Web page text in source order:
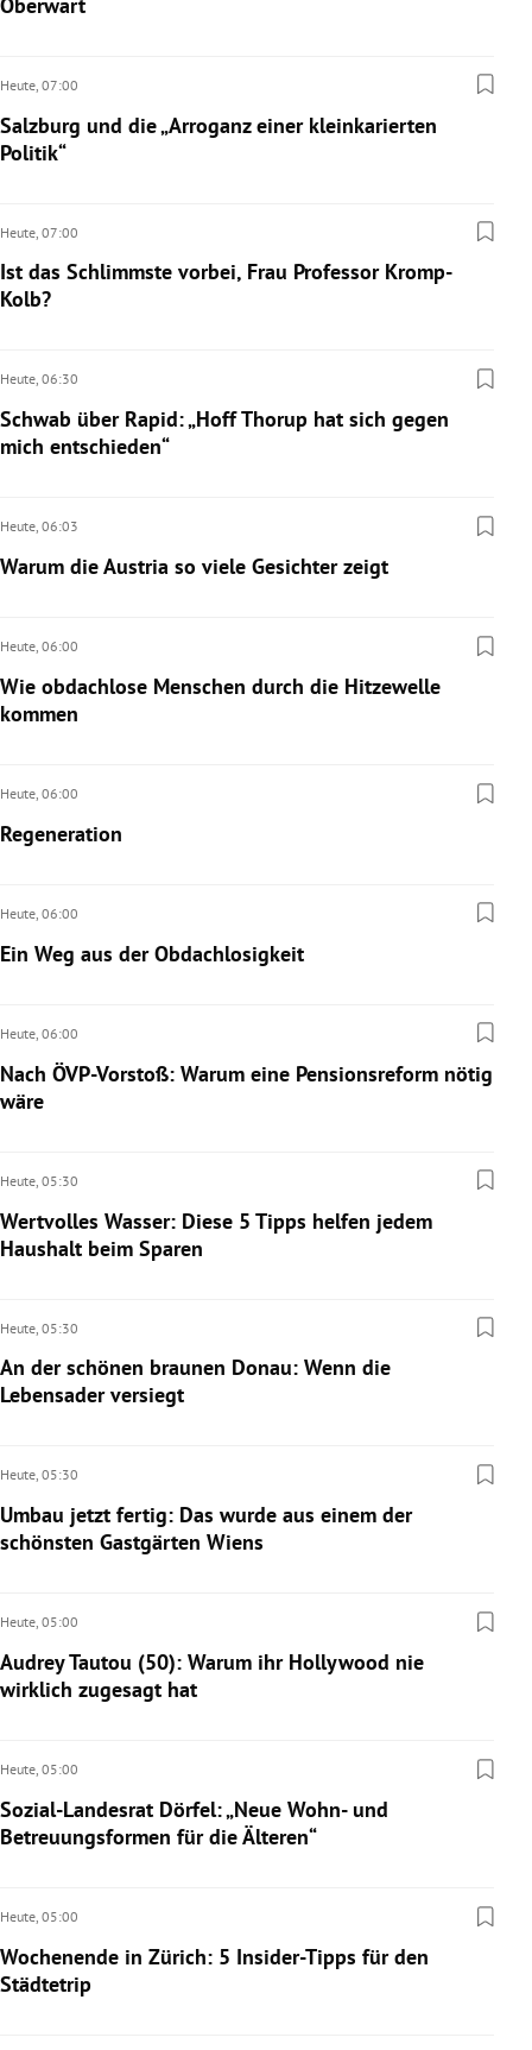
Heute, 07:00
Salzburg und die „Arroganz einer kleinkarierten
Politik“
Heute, 07:00
Ist das Schlimmste vorbei, Frau Professor Kromp-
Kolb?
Heute, 06:30
Schwab über Rapid: „Hoff Thorup hat sich gegen
mich entschieden“
Heute, 06:03
Warum die Austria so viele Gesichter zeigt
Heute, 06:00
Wie obdachlose Menschen durch die Hitzewelle
kommen
Heute, 06:00
Regeneration
Heute, 06:00
Ein Weg aus der Obdachlosigkeit
Heute, 06:00
Nach ÖVP-Vorstoß: Warum eine Pensionsreform nötig
wäre
Heute, 05:30
Wertvolles Wasser: Diese 5 Tipps helfen jedem
Haushalt beim Sparen
Heute, 05:30
An der schönen braunen Donau: Wenn die
Lebensader versiegt
Heute, 05:30
Umbau jetzt fertig: Das wurde aus einem der
schönsten Gastgärten Wiens
Heute, 05:00
Audrey Tautou (50): Warum ihr Hollywood nie
wirklich zugesagt hat
Heute, 05:00
Sozial-Landesrat Dörfel: „Neue Wohn- und
Betreuungsformen für die Älteren“
Heute, 05:00
Wochenende in Zürich: 5 Insider-Tipps für den
Städtetrip